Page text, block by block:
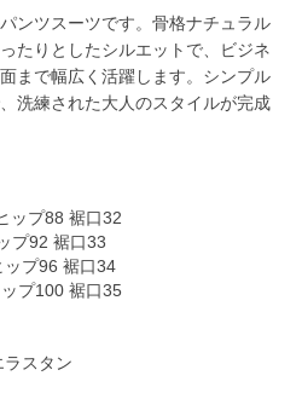
ンツスーツです。骨格ナチュラル
たりとしたシルエットで、ビジネ
まで幅広く活躍します。シンプル
洗練された大人のスタイルが完成
ップ88 裾口32
プ92 裾口33
プ96 裾口34
プ100 裾口35
スタン